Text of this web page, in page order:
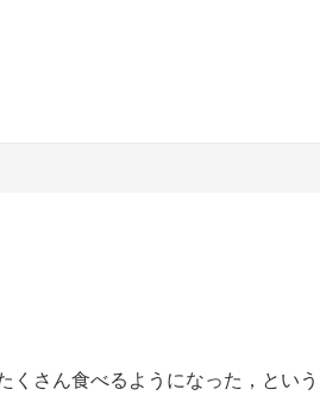
さん食べるようになった，という